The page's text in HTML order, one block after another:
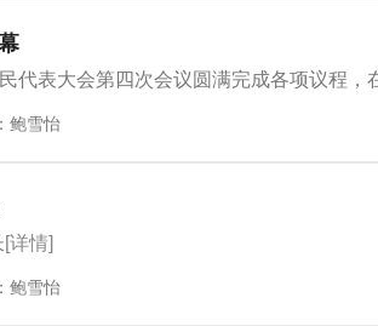
代表大会第四次会议圆满完成各项议程，
鲍雪怡
[详情]
鲍雪怡